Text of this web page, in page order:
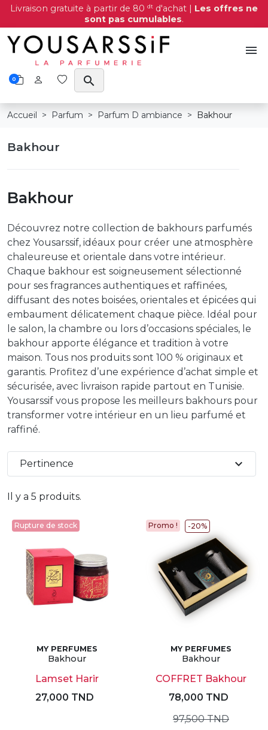
Livraison gratuite à partir de 80 dt d'achat | Les offres ne
sont pas cumulables.
menu
0 search
Accueil Parfum Parfum D ambiance Bakhour
Bakhour
Bakhour
Découvrez notre collection de bakhours parfumés
chez Yousarssif, idéaux pour créer une atmosphère
chaleureuse et orientale dans votre intérieur.
Chaque bakhour est soigneusement sélectionné
pour ses fragrances authentiques et raffinées,
diffusant des notes boisées, orientales et épicées qui
embaument délicatement chaque pièce. Idéal pour
le salon, la chambre ou lors d’occasions spéciales, le
bakhour apporte élégance et tradition à votre
maison. Tous nos produits sont 100 % originaux et
garantis. Profitez d’une expérience d’achat simple et
sécurisée, avec livraison rapide partout en Tunisie.
Yousarssif vous propose les meilleurs bakhours pour
transformer votre intérieur en un lieu parfumé et
raffiné.
Il y a 5 produits.
Pertinence expand_more
Rupture de stock
MY PERFUMES
Bakhour
Lamset Harir
27,000 TND
Promo ! -20%
MY PERFUMES
Bakhour
COFFRET Bakhour
78,000 TND
97,500 TND